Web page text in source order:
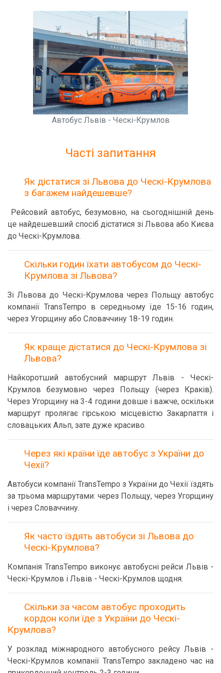
Автобус Львів - Ческі-Крумлов
Часті запитання
Як дістатися зі Львова до Ческі-Крумлова
з багажем найдешевше?
Рейсовий автобус, безумовно, на сьогоднішній день
це найдешевший спосіб дістатися зі Львова або Києва
до Ческі-Крумлова.
Скільки годин їхати автобусом до Ческі-
Крумлова зі Львова?
Зі Львова до Ческі-Крумлова через Польщу автобус
компанії TransTempo в середньому їде 15-16 годин,
через Угорщину або Словаччину 18-19 годин.
Як краще дістатися до Ческі-Крумлова зі
Львова?
Найкоротший автобусний маршрут Львів - Ческі-
Крумлов безумовно через Польщу (через Краків).
Через Угорщину на 3-4 години довше і важче, оскільки
маршрут пролягає гірською місцевістю Закарпаття і
словацьких Альп, зате дуже красиво.
Через які країни їде автобус з України до
Чехії?
Автобуси компанії TransTempo з України до Чехії їздять
за трьома маршрутами: через Польщу, через Угорщину
і через Словаччину.
Як часто їздять автобуси зі Львова до
Ческі-Крумлова?
Компанія TransTempo виконує автобусні рейси Львів -
Ческі-Крумлов і Львів - Ческі-Крумлов щодня.
Скільки за часом автобус проходить
кордон коли їде з України до Ческі-
Крумлова?
У розклад міжнародного автобусного рейсу Львів -
Ческі-Крумлов компанії TransTempo закладено час на